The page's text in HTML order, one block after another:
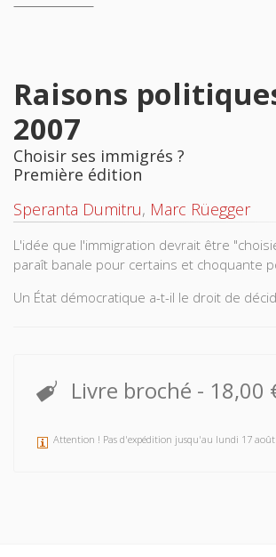
Raisons
2007
Choisir ses immigrés ?
Première édition
Speranta Dumitru, Marc Rüegger
L'idée que l'immigration devrait être
paraît banale pour certains et choquante
Un État démocratique a-t-il le droit de
humaine? Les réponses à ces questions
théorie politique endossée.
d'horizons différents, allant du
Livre broché - 18,00
Attention ! Pas d'expédition jusqu'au lundi 17 août